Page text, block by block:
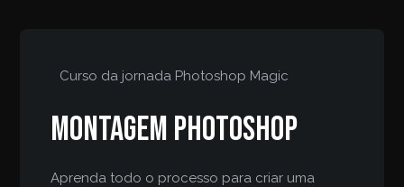
Curso da jornada Photoshop Magic
Montagem Photoshop
Aprenda todo o processo para criar uma